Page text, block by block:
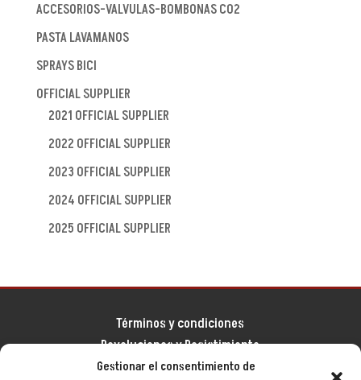
Gestionar el consentimiento de
ACCESORIOS-VALVULAS-BOMBONAS CO2
PASTA LAVAMANOS
SPRAYS BICI
OFFICIAL SUPPLIER
2021 OFFICIAL SUPPLIER
2022 OFFICIAL SUPPLIER
2023 OFFICIAL SUPPLIER
2024 OFFICIAL SUPPLIER
2025 OFFICIAL SUPPLIER
Términos y condiciones
Devoluciones y Desistimiento
Aviso legal